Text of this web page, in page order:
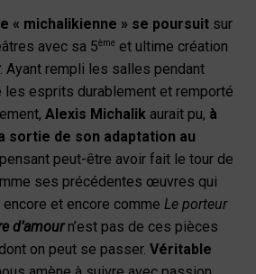
« michalikienne » se poursuit sur
avec sa 5ème et ultime création
. Ayant rempli les salles pendant
les esprits durablement et remporté
Alexis Michalik aurait pu, à
sortie de son adaptation au
pensant peut-être avoir fait le tour de
ses précédentes œuvres qui
et encore comme Le porteur
d’amourn’est pas de ces pièces
on peut se passer. Véritable